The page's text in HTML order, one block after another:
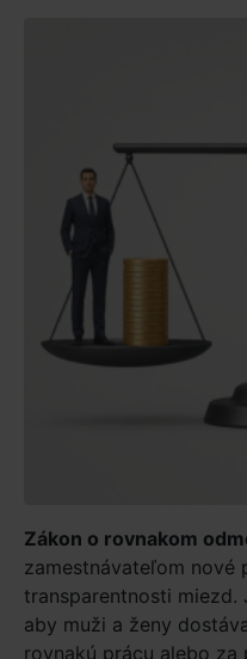
Zákon o rovnakom
zamestnávateľom nové
transparentnosti
aby muži a ženy
rovnakú prácu alebo za